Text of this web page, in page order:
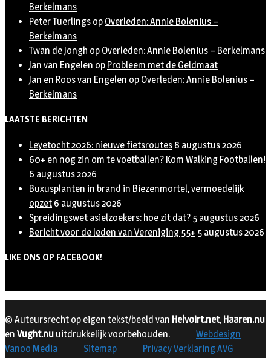
Berkelmans
Peter Tuerlings op Overleden: Annie Bolenius –
Berkelmans
Twan de Jongh op Overleden: Annie Bolenius – Berkelmans
Jan van Engelen op Probleem met de Geldmaat
Jan en Roos van Engelen op Overleden: Annie Bolenius –
Berkelmans
LAATSTE BERICHTEN
Leyetocht 2026: nieuwe fietsroutes 8 augustus 2026
60+ en nog zin om te voetballen? Kom Walking Footballen!
6 augustus 2026
Buxusplanten in brand in Biezenmortel, vermoedelijk
opzet 6 augustus 2026
Spreidingswet asielzoekers: hoe zit dat? 5 augustus 2026
Bericht voor de leden van Vereniging 55+ 5 augustus 2026
LIKE ONS OP FACEBOOK!
© Auteursrecht op eigen tekst/beeld van Helvoirt.net, Haaren.nu
en Vught.nu uitdrukkelijk voorbehouden.
Webdesign
Vanoo Media
Sitemap Privacy Verklaring AVG